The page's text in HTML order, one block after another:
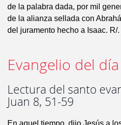
de la palabra dada, por mil
de la alianza sellada con
del juramento hecho a Isaac. R/.
Evangelio del día
Lectura del santo
Juan 8, 51-59